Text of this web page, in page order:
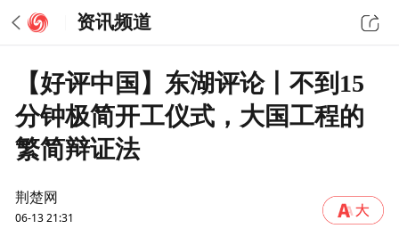
资讯频道
【好评中国】东湖评论丨不到15
分钟极简开工仪式，大国工程的
繁简辩证法
荆楚网
06-13 21:31